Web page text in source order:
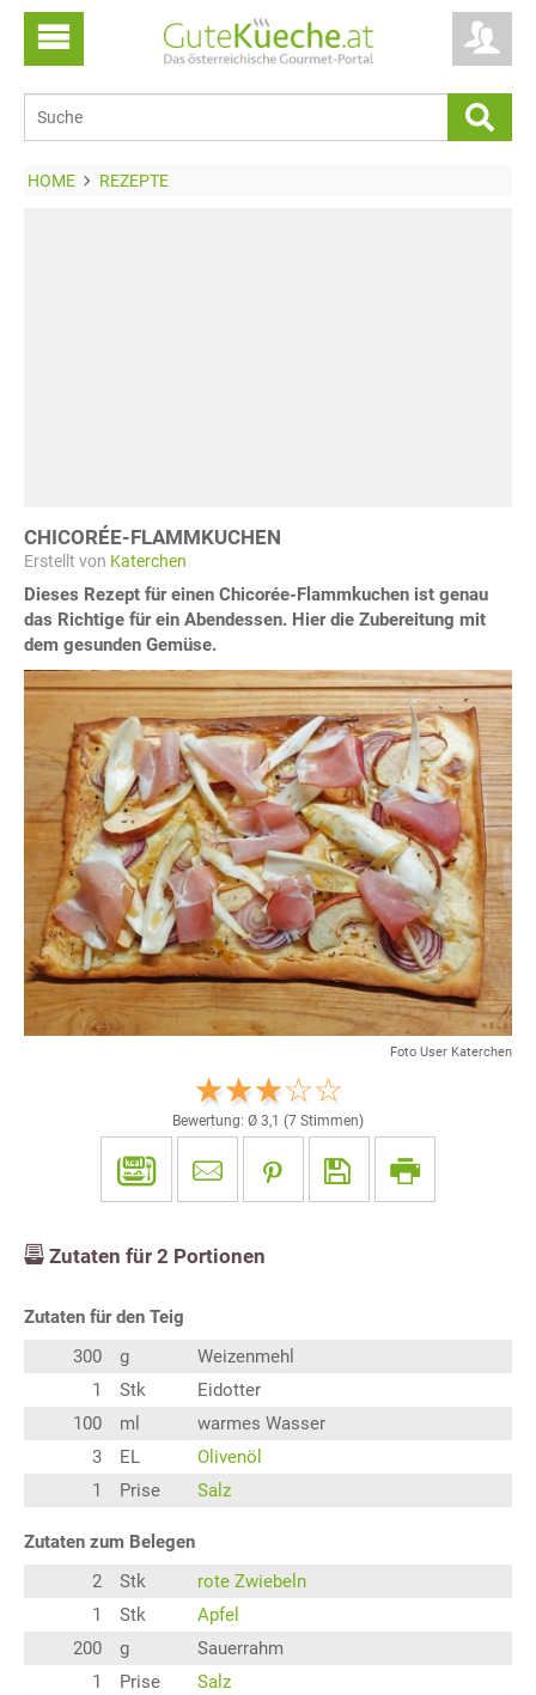
HOME REZEPTE
CHICORÉE-FLAMMKUCHEN
Erstellt von Katerchen
Dieses Rezept für einen Chicorée-Flammkuchen ist genau
das Richtige für ein Abendessen. Hier die Zubereitung mit
dem gesunden Gemüse.
Foto User Katerchen
Bewertung: Ø 3,1 (7 Stimmen)
Zutaten für 2 Portionen
Zutaten für den Teig
300
g
Weizenmehl
1
Stk
Eidotter
100
ml
warmes Wasser
3
EL
Olivenöl
1
Prise Salz
Zutaten zum Belegen
2
Stk
rote Zwiebeln
1
Stk
Apfel
200
g
Sauerrahm
1
Prise
Salz